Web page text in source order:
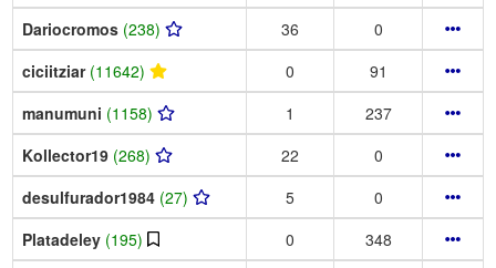
Dariocromos (238) 36
0
ciciitziar (11642) 0
91
manumuni (1158) 1
237
Kollector19 (268) 22
0
desulfurador1984 (27) 5
0
Platadeley (195) 0
348